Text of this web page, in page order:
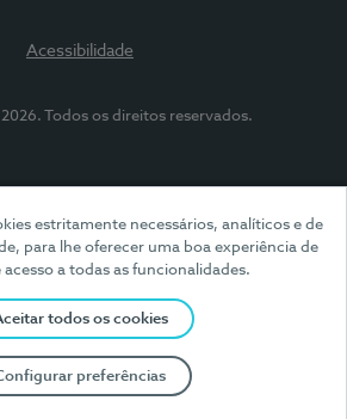
estritamente necessários, analíticos e de
para lhe oferecer uma boa experiência de
acesso a todas as funcionalidades.
todos os cookies
preferências
Acessibilidade
Todos os direitos reservados.